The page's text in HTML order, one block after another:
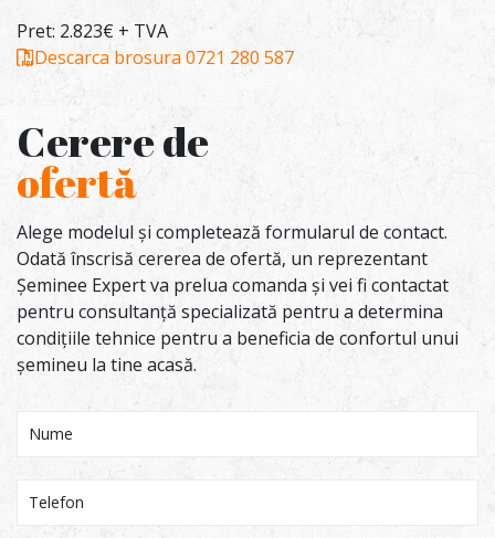
Pret: 2.823€ + TVA
Descarca brosura 0721 280 587
Cerere de
ofertă
Alege modelul și completează formularul de contact.
Odată înscrisă cererea de ofertă, un reprezentant
Șeminee Expert va prelua comanda și vei fi contactat
pentru consultanță specializată pentru a determina
condițiile tehnice pentru a beneficia de confortul unui
șemineu la tine acasă.